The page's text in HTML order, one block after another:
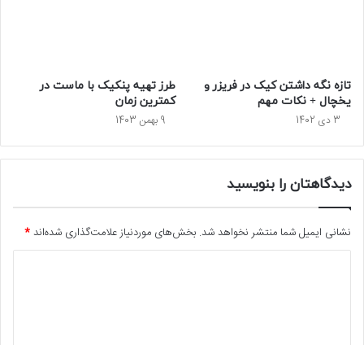
تازه نگه داشتن کیک در فریزر و
یخچال + نکات مهم
3 دی 1402
طرز تهیه پنکیک با ماست در
کمترین زمان
9 بهمن 1403
دیدگاهتان را بنویسید
نشانی ایمیل شما منتشر نخواهد شد. بخش‌های موردنیاز علامت‌گذاری شده‌اند*